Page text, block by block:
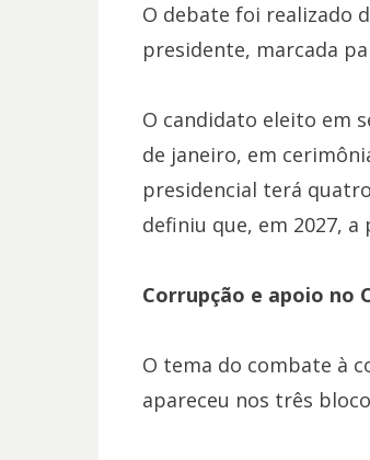
O debate foi realizado
presidente, marcada
O candidato eleito em
de janeiro, em
presidencial terá
definiu que, em 2027,
Corrupção e apoio no
O tema do combate à
apareceu nos três